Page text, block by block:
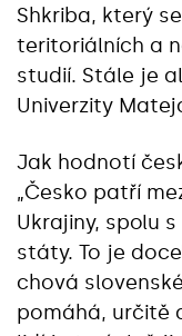
Shkriba, který
teritoriálních a
studií. Stále je
Univerzity
Jak hodnotí
„Česko patří
Ukrajiny, spolu
státy. To je
chová
pomáhá, určitě